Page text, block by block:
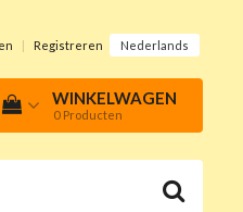
| Registreren Nederlands
WINKELWAGEN
0 Producten